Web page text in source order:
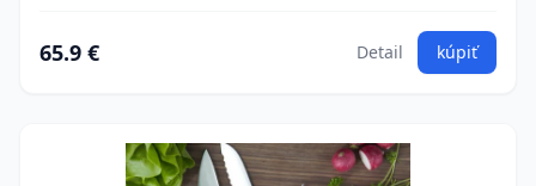
65.9 € Detail kúpiť